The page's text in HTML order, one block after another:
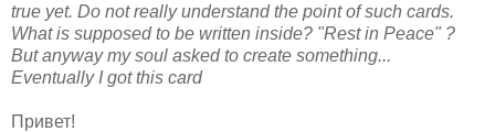
true yet. Do not really understand the point of such cards.
What is supposed to be written inside? "Rest in Peace" ?
But anyway my soul asked to create something...
Eventually I got this card
Привет!